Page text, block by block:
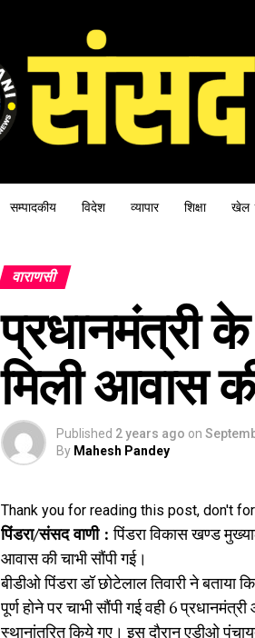
सम्पादकीय विदेश व्यापार शिक्षा खेल
वाराणसी
प्रधानमंत्री
मिली आवास
Published 2 years ago on
By Mahesh Pandey
Thank you for reading this post, don't
पिंडरा/संसद वाणी :पिंडरा विकास खण्ड
आवास की चाभी सौंपी गई।
बीडीओ पिंडरा डॉ छोटेलाल तिवारी ने
पूर्ण होने पर चाभी सौंपी गई वही 6
स्थानांतरित किये गए। इस दौरान एडीओ